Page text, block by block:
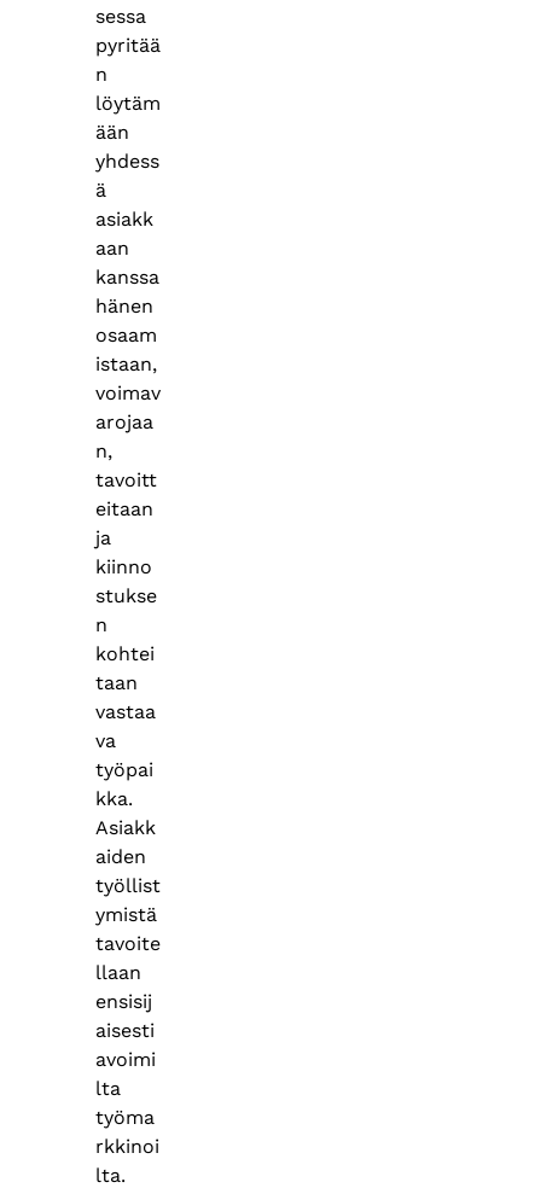
sessa
pyritää
n
löytäm
ään
yhdess
ä
asiakk
aan
kanssa
hänen
osaam
istaan,
voimav
arojaa
n,
tavoitt
eitaan
ja
kiinno
stukse
n
kohtei
taan
vastaa
va
työpai
kka.
Asiakk
aiden
työllist
ymistä
tavoite
llaan
ensisij
aisesti
avoimi
lta
työma
rkkinoi
lta.